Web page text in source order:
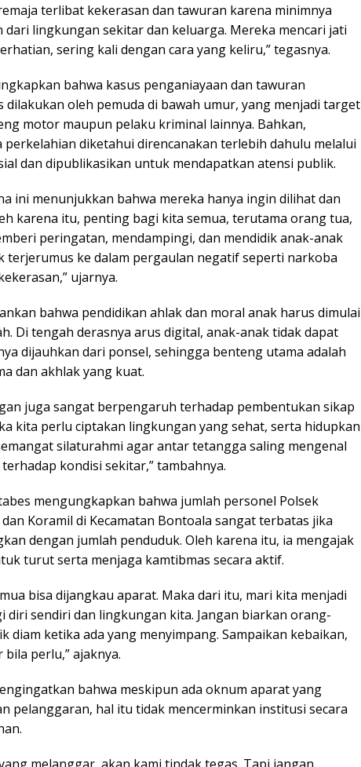
terlibat kekerasan dan tawuran karena minimnya
dari lingkungan sekitar dan keluarga. Mereka mencari jati
sering kali dengan cara yang keliru,” tegasnya.
bahwa kasus penganiayaan dan tawuran
dilakukan oleh pemuda di bawah umur, yang menjadi target
motor maupun pelaku kriminal lainnya. Bahkan,
perkelahian diketahui direncanakan terlebih dahulu melalui
dan dipublikasikan untuk mendapatkan atensi publik.
ini menunjukkan bahwa mereka hanya ingin dilihat dan
karena itu, penting bagi kita semua, terutama orang tua,
peringatan, mendampingi, dan mendidik anak-anak
terjerumus ke dalam pergaulan negatif seperti narkoba
ujarnya.
bahwa pendidikan ahlak dan moral anak harus dimulai
Di tengah derasnya arus digital, anak-anak tidak dapat
dijauhkan dari ponsel, sehingga benteng utama adalah
dan akhlak yang kuat.
juga sangat berpengaruh terhadap pembentukan sikap
kita perlu ciptakan lingkungan yang sehat, serta hidupkan
silaturahmi agar antar tetangga saling mengenal
kondisi sekitar,” tambahnya.
mengungkapkan bahwa jumlah personel Polsek
Koramil di Kecamatan Bontoala sangat terbatas jika
dengan jumlah penduduk. Oleh karena itu, ia mengajak
turut serta menjaga kamtibmas secara aktif.
bisa dijangkau aparat. Maka dari itu, mari kita menjadi
diri sendiri dan lingkungan kita. Jangan biarkan orang-
diam ketika ada yang menyimpang. Sampaikan kebaikan,
perlu,” ajaknya.
bahwa meskipun ada oknum aparat yang
pelanggaran, hal itu tidak mencerminkan institusi secara